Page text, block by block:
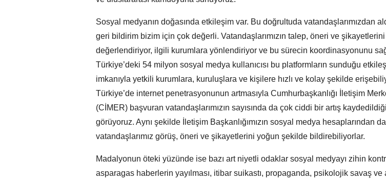
Sosyal medyanın doğasında etkileşim var. Bu doğrultuda vatandaşlarımızdan
geri bildirim bizim için çok değerli. Vatandaşlarımızın talep, öneri ve şikayetlerini
değerlendiriyor, ilgili kurumlara yönlendiriyor ve bu sürecin koordinasyonunu
Türkiye’deki 54 milyon sosyal medya kullanıcısı bu platformların sunduğu
imkanıyla yetkili kurumlara, kuruluşlara ve kişilere hızlı ve kolay şekilde
Türkiye’de internet penetrasyonunun artmasıyla Cumhurbaşkanlığı İletişim
(CİMER) başvuran vatandaşlarımızın sayısında da çok ciddi bir artış
görüyoruz. Aynı şekilde İletişim Başkanlığımızın sosyal medya hesaplarından da
vatandaşlarımız görüş, öneri ve şikayetlerini yoğun şekilde bildirebiliyorlar.
Madalyonun öteki yüzünde ise bazı art niyetli odaklar sosyal medyayı zihin
asparagas haberlerin yayılması, itibar suikastı, propaganda, psikolojik savaş ve